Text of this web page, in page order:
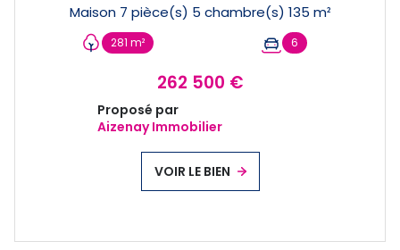
Maison 7 pièce(s) 5 chambre(s) 135 m²
281 m² 6
262 500 €
Proposé par
Aizenay Immobilier
VOIR LE BIEN